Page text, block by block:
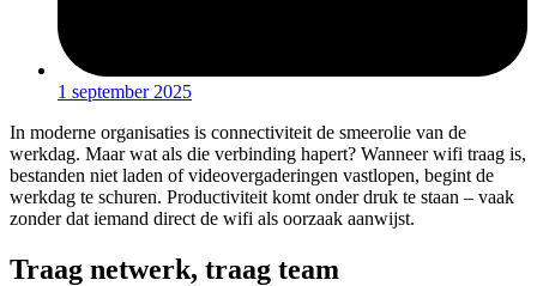
1 september 2025
In moderne organisaties is connectiviteit de smeerolie van de
werkdag. Maar wat als die verbinding hapert? Wanneer wifi traag is,
bestanden niet laden of videovergaderingen vastlopen, begint de
werkdag te schuren. Productiviteit komt onder druk te staan – vaak
zonder dat iemand direct de wifi als oorzaak aanwijst.
Traag netwerk, traag team